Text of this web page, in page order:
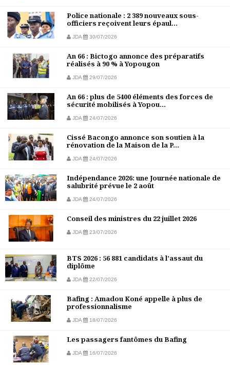
Police nationale : 2 389 nouveaux sous-
officiers reçoivent leurs épaul...
JDA 30/07/2026
An 66 : Bictogo annonce des préparatifs
réalisés à 90 % à Yopougon
JDA 29/07/2026
An 66 : plus de 5400 éléments des forces de
sécurité mobilisés à Yopou...
JDA 24/07/2026
Cissé Bacongo annonce son soutien à la
rénovation de la Maison de la P...
JDA 24/07/2026
Indépendance 2026: une Journée nationale de
salubrité prévue le 2 août
JDA 24/07/2026
Conseil des ministres du 22 juillet 2026
JDA 23/07/2026
BTS 2026 : 56 881 candidats à l’assaut du
diplôme
JDA 22/07/2026
Bafing : Amadou Koné appelle à plus de
professionnalisme
JDA 18/07/2026
Les passagers fantômes du Bafing
JDA 16/07/2026